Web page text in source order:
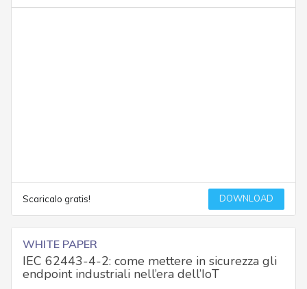
Scaricalo gratis! DOWNLOAD
WHITE PAPER
IEC 62443-4-2: come mettere in sicurezza gli
endpoint industriali nell’era dell’IoT